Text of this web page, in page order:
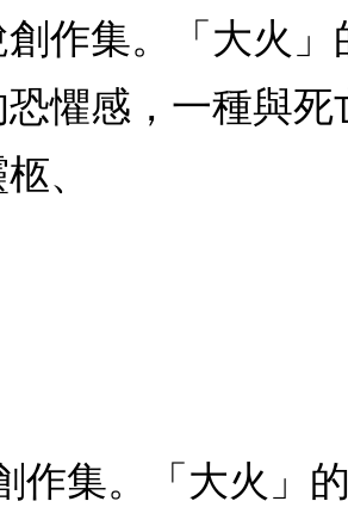
作集。「大火
懼感，一種與
、
作集。「大火」